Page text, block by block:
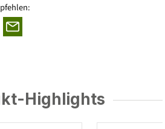
Highlights